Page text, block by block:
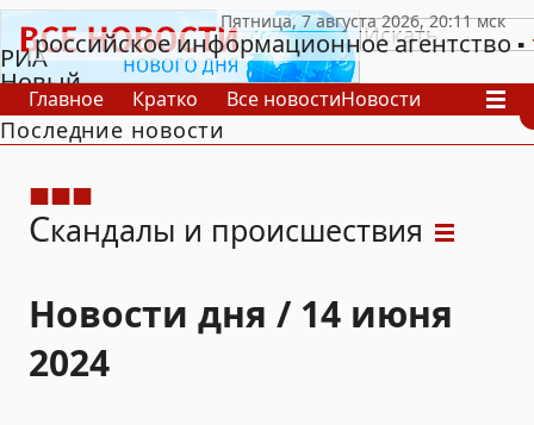
РИА
Новый
День
российское информационное агентство
Главное Кратко Все новостиНовости
В России
В мире
Последние новости
Скандалы и происшествия
Новости дня / 14 июня
2024